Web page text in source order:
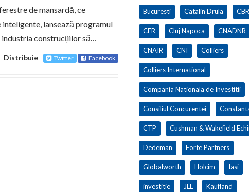
de mansardă, ce
lansează programul
construcțiilor să…
Distribuie Twitter Facebook
Bucuresti Catalin Drula
CFR Cluj Napoca CNADNR
CNAIR CNI Colliers
Colliers International
Compania Nationala de Investitii
Consiliul Concurentei
CTP Cushman & Wakefield
Dedeman Forte Partners
Globalworth Holcim Iasi
investitie JLL Kaufland